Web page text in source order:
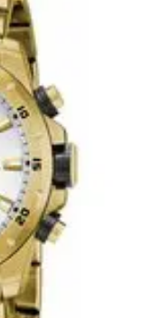
et
Accessoires